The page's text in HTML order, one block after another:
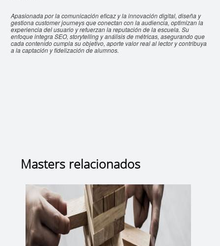
Apasionada por la comunicación eficaz y la innovación digital, diseña y
gestiona customer journeys que conectan con la audiencia, optimizan la
experiencia del usuario y refuerzan la reputación de la escuela. Su
enfoque integra SEO, storytelling y análisis de métricas, asegurando que
cada contenido cumpla su objetivo, aporte valor real al lector y contribuya
a la captación y fidelización de alumnos.
Masters relacionados